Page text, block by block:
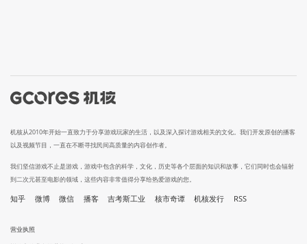
机核从2010年开始一直致力于分享游戏玩家的生活，以及深入探讨游戏相关的文化。我们开发原创的播客
以及视频节目，一直在不断寻找民间高质量的内容创作者。
我们坚信游戏不止是游戏，游戏中包含的科学，文化，历史等各个层面的知识和故事，它们同时也会辐射
到二次元甚至电影的领域，这些内容非常值得分享给热爱游戏的您。
知乎 微博 微信 播客 吉考斯工业 核市奇谭 机核发行 RSS
营业执照